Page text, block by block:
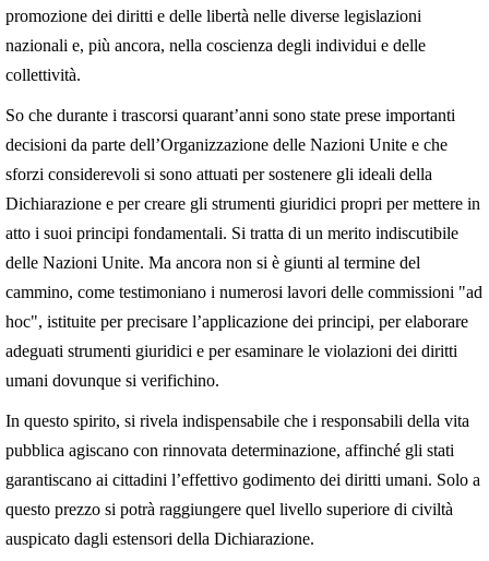
promozione dei diritti e delle libertà nelle diverse legislazioni
nazionali e, più ancora, nella coscienza degli individui e delle
collettività.
So che durante i trascorsi quarant’anni sono state prese importanti
decisioni da parte dell’Organizzazione delle Nazioni Unite e che
sforzi considerevoli si sono attuati per sostenere gli ideali della
Dichiarazione e per creare gli strumenti giuridici propri per mettere in
atto i suoi principi fondamentali. Si tratta di un merito indiscutibile
delle Nazioni Unite. Ma ancora non si è giunti al termine del
cammino, come testimoniano i numerosi lavori delle commissioni "ad
hoc", istituite per precisare l’applicazione dei principi, per elaborare
adeguati strumenti giuridici e per esaminare le violazioni dei diritti
umani dovunque si verifichino.
In questo spirito, si rivela indispensabile che i responsabili della vita
pubblica agiscano con rinnovata determinazione, affinché gli stati
garantiscano ai cittadini l’effettivo godimento dei diritti umani. Solo a
questo prezzo si potrà raggiungere quel livello superiore di civiltà
auspicato dagli estensori della Dichiarazione.